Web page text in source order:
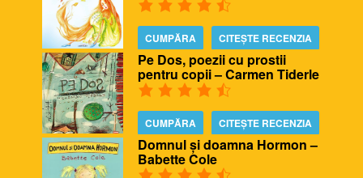
CUMPĂRA CITEȘTE RECENZIA
Pe Dos, poezii cu prostii
pentru copii – Carmen Tiderle
CUMPĂRA CITEȘTE RECENZIA
Domnul și doamna Hormon –
Babette Cole